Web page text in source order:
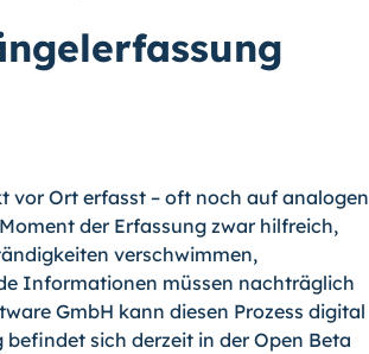
vor Ort erfasst – oft noch auf analogen
der Erfassung zwar hilfreich,
verschwimmen,
Informationen müssen nachträglich
GmbH kann diesen Prozess digital
sich derzeit in der Open Beta